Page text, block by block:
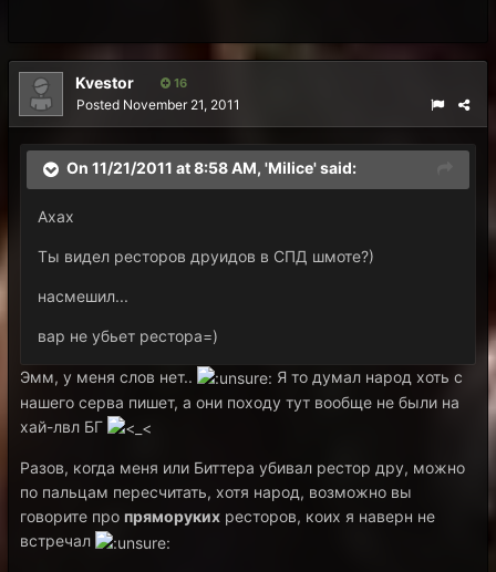
Kvestor 16
Posted November 21, 2011
On 11/21/2011 at 8:58 AM, 'Milice' said:
Ахах
Ты видел ресторов друидов в СПД шмоте?)
насмешил...
вар не убьет рестора=)
Эмм, у меня слов нет..
Я то думал народ хоть с
нашего серва пишет, а они походу тут вообще не были на
хай-лвл БГ
Разов, когда меня или Биттера убивал рестор дру, можно
по пальцам пересчитать, хотя народ, возможно вы
говорите про пряморуких ресторов, коих я наверн не
встречал